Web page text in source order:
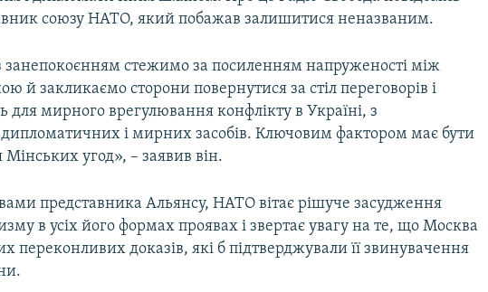
союзу НАТО, який побажав залишитися неназваним.
стежимо за посиленням напруженості між
й закликаємо сторони повернутися за стіл переговорів і
для мирного врегулювання конфлікту в Україні, з
і мирних засобів. Ключовим фактором має бути
Мінських угод», – заявив він.
представника Альянсу, НАТО вітає рішуче засудження
в усіх його формах проявах і звертає увагу на те, що Москва
переконливих доказів, які б підтверджували її звинувачення